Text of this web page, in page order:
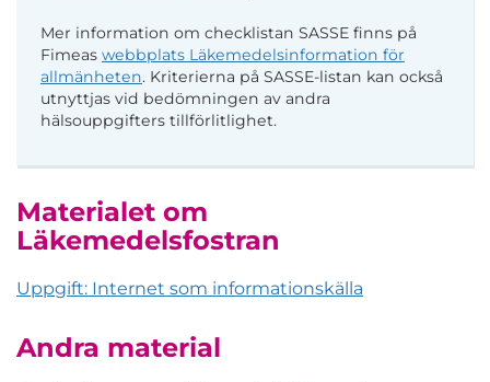
Mer information om checklistan SASSE finns på
Fimeas webbplats Läkemedelsinformation för
allmänheten. Kriterierna på SASSE-listan kan också
utnyttjas vid bedömningen av andra
hälsouppgifters tillförlitlighet.
Materialet om
Läkemedelsfostran
Uppgift: Internet som informationskälla
Andra material